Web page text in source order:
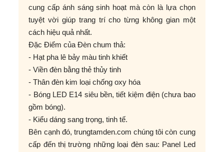
cung cấp ánh sáng sinh hoạt mà còn là lựa chọn
tuyệt vời giúp trang trí cho từng không gian một
cách hiệu quả nhất.
Đặc Điểm của Đèn chum thả:
- Hạt pha lê bảy màu tinh khiết
- Viền đèn bằng thẻ thủy tinh
- Thân đèn kim loại chống oxy hóa
- Bóng LED E14 siêu bền, tiết kiệm điện (chưa bao
gồm bóng).
- Kiểu dáng sang trọng, tinh tế.
Bên cạnh đó, trungtamden.com chúng tôi còn cung
cấp đến thị trường những loại đèn sau: Panel Led